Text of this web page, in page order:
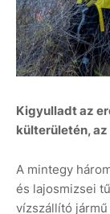
Kigyulladt az
külterületén,
A mintegy
és lajosmizsei
vízszállító